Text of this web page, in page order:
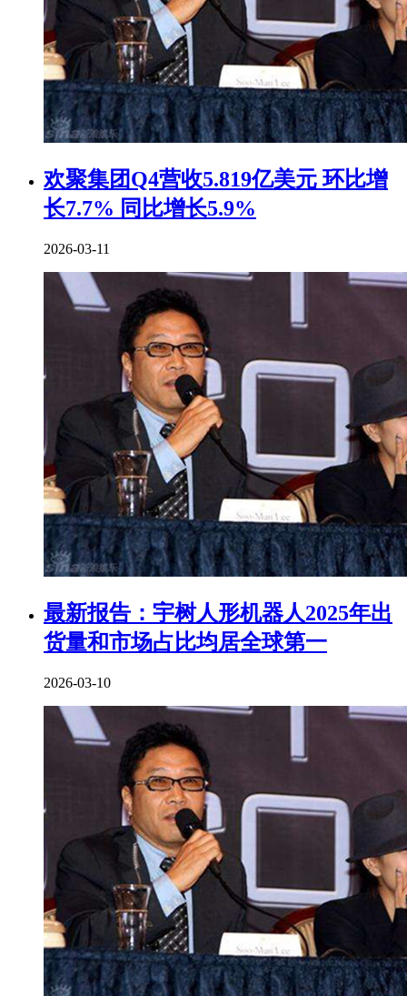
欢聚集团Q4营收5.819亿美元 环比增
长7.7% 同比增长5.9%
2026-03-11
最新报告：宇树人形机器人2025年出
货量和市场占比均居全球第一
2026-03-10